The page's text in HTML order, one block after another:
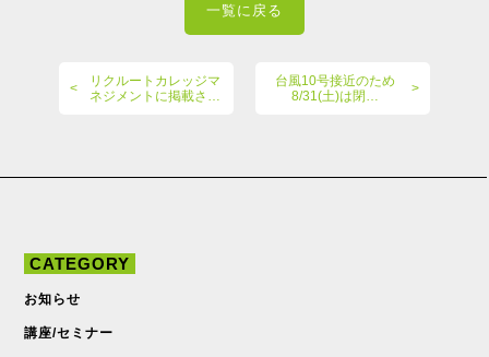
リクルートカレッジマ
ネジメントに掲載さ…
一覧に戻る
台風10号接近のため
8/31(土)は閉…
CATEGORY
お知らせ
講座/セミナー